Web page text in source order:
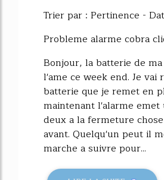
Trier par : Pertinence -
Probleme alarme cobra
Bonjour, la batterie de
l'ame ce week end. Je vai
batterie que je remet en
maintenant l'alarme
deux a la fermeture
avant. Quelqu'un peut il
marche a suivre pour...